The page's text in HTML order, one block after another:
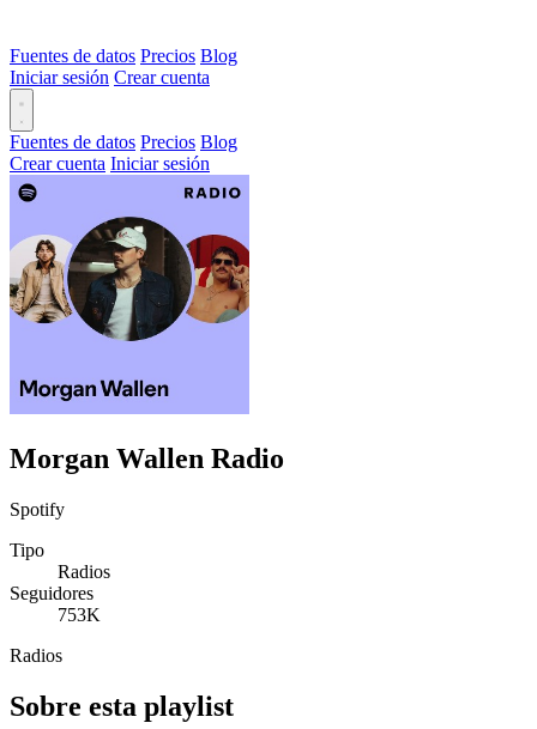
Fuentes de datos Precios Blog
Iniciar sesión Crear cuenta
Fuentes de datos Precios Blog
Crear cuenta Iniciar sesión
Morgan Wallen Radio
Spotify
Tipo
Radios
Seguidores
753K
Radios
Sobre esta playlist